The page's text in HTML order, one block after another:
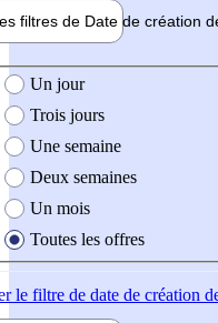
filtres de Date de création
création de l'offre
Un jour
Trois jours
Une semaine
Deux semaines
Un mois
Toutes les offres
le filtre de date de création